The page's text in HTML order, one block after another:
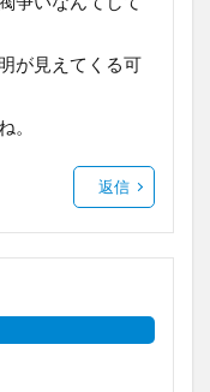
が見えてくる可
。
返信